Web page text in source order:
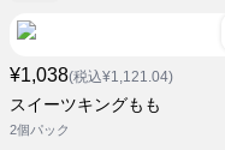
¥1,038(税込¥1,121.04)
スイーツキングもも
2個パック